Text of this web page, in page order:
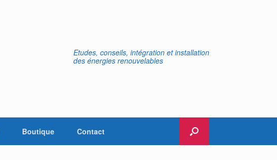
Etudes, conseils, intégration et installation
des énergies renouvelables
Boutique Contact